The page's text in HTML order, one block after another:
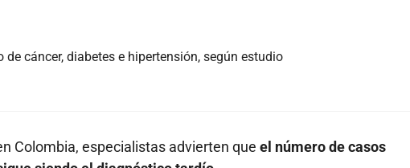
cáncer, diabetes e hipertensión, según estudio
Colombia, especialistas advierten que el número de casos